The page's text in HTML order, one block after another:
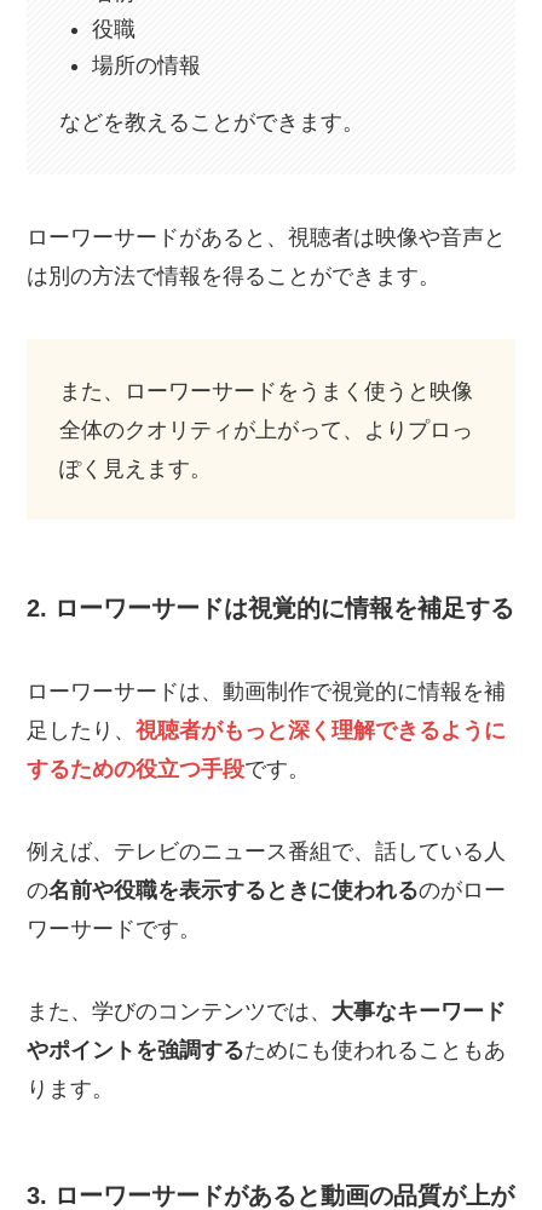
役職
場所の情報
などを教えることができます。
ローワーサードがあると、視聴者は映像や音声と
は別の方法で情報を得ることができます。
また、ローワーサードをうまく使うと映像
全体のクオリティが上がって、よりプロっ
ぽく見えます。
2. ローワーサードは視覚的に情報を補足する
ローワーサードは、動画制作で視覚的に情報を補
足したり、視聴者がもっと深く理解できるように
するための役立つ手段です。
例えば、テレビのニュース番組で、話している人
の名前や役職を表示するときに使われるのがロー
ワーサードです。
また、学びのコンテンツでは、 大事なキーワード
やポイントを強調するためにも使われることもあ
ります。
3. ローワーサードがあると動画の品質が上が